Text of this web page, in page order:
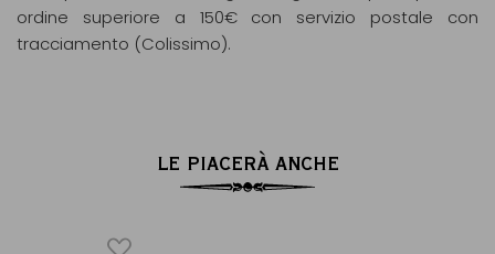
ordine superiore a 150€ con servizio postale con
tracciamento (Colissimo).
LE PIACERÀ ANCHE